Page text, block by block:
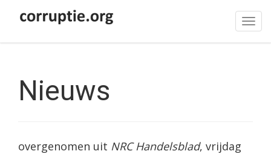
Nieuws
overgenomen uit NRC Handelsblad, vrijdag